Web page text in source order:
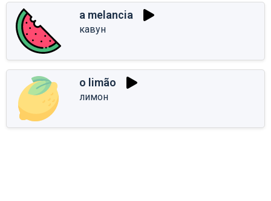
a melancia
кавун
o limão
лимон